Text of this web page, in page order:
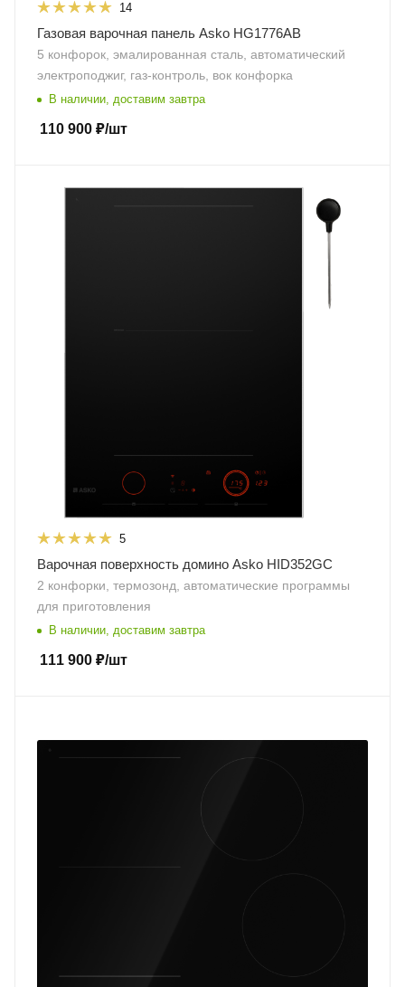
14
Газовая варочная панель Asko HG1776AB
5 конфорок, эмалированная сталь, автоматический
электроподжиг, газ-контроль, вок конфорка
В наличии, доставим завтра
110 900 ₽/шт
5
Варочная поверхность домино Asko HID352GC
2 конфорки, термозонд, автоматические программы
для приготовления
В наличии, доставим завтра
111 900 ₽/шт